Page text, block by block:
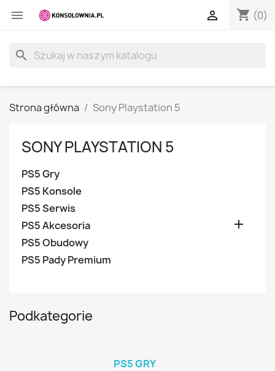
 shopping_cart (0)

search
Strona główna Sony Playstation 5
SONY PLAYSTATION 5
PS5 Gry
PS5 Konsole
PS5 Serwis
PS5 Akcesoria

PS5 Obudowy
PS5 Pady Premium
Podkategorie
PS5 GRY